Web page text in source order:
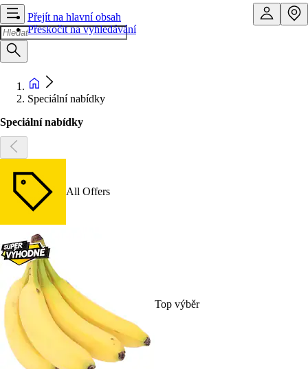
Přejít na hlavní obsah
Přeskočit na vyhledávání
Speciální nabídky
Speciální nabídky
All Offers
Top výběr